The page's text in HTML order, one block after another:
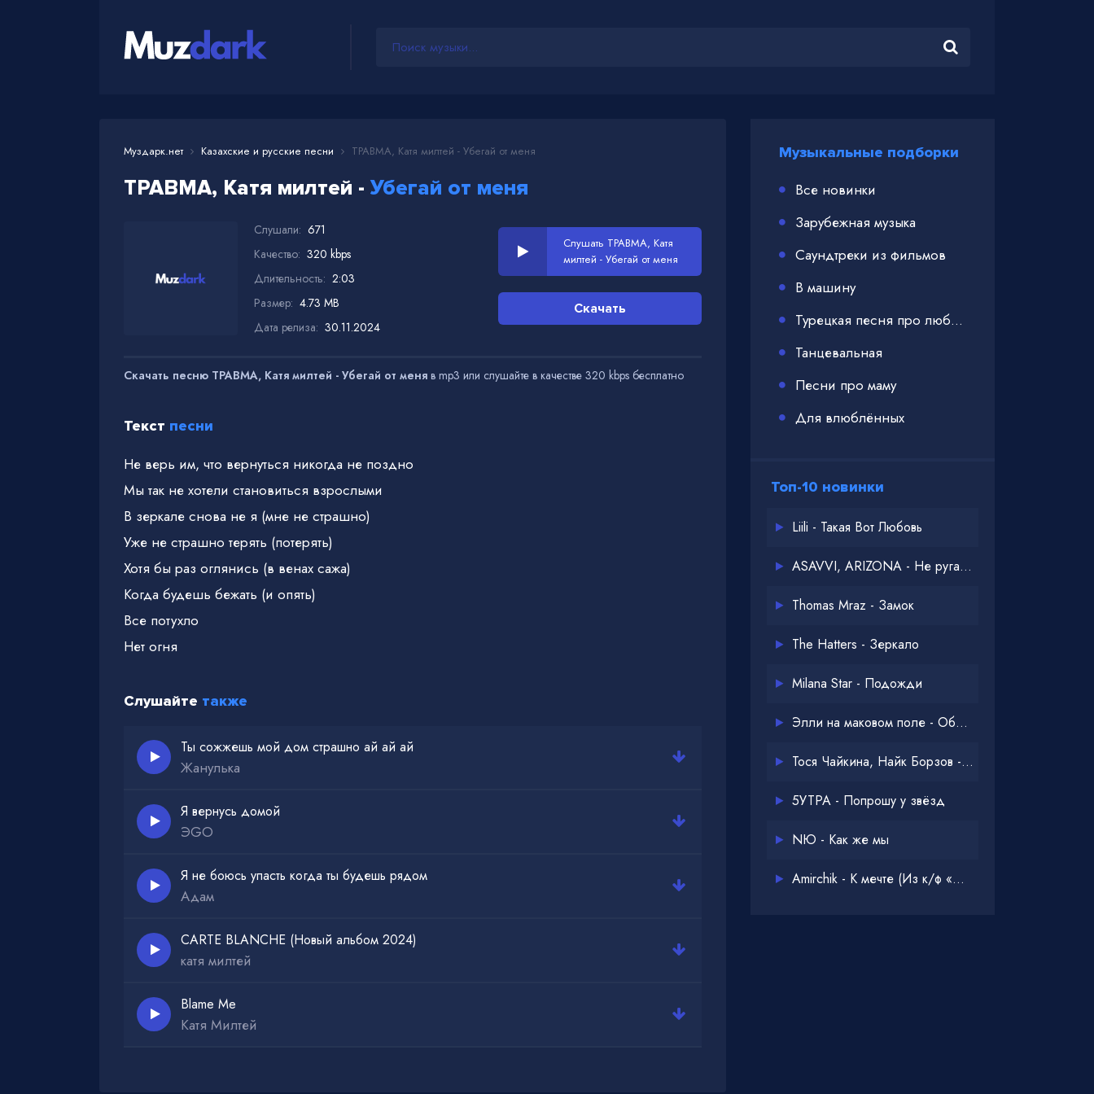
Муздарк.нет Казахские и русские песни ТРАВМА, Катя милтей - Убегай от меня
ТРАВМА, Катя милтей - Убегай от меня
Слушали: 671
Качество: 320 kbps
Длительность: 2:03
Размер: 4.73 MB
Дата релиза: 30.11.2024
Слушать ТРАВМА, Катя
милтей - Убегай от меня
Скачать
Скачать песню ТРАВМА, Катя милтей - Убегай от меня в mp3 или слушайте в качестве 320 kbps бесплатно
Текст песни
Не верь им, что вернуться никогда не поздно
Мы так не хотели становиться взрослыми
В зеркале снова не я (мне не страшно)
Уже не страшно терять (потерять)
Хотя бы раз оглянись (в венах сажа)
Когда будешь бежать (и опять)
Все потухло
Нет огня
Слушайте также
Ты сожжешь мой дом страшно ай ай ай
Жанулька
Я вернусь домой
ЭGO
Я не боюсь упасть когда ты будешь рядом
Адам
CARTE BLANCHE (Новый альбом 2024)
катя милтей
Blame Me
Катя Милтей
Музыкальные подборки
Все новинки
Зарубежная музыка
Саундтреки из фильмов
В машину
Турецкая песня про любовь
Танцевальная
Песни про маму
Для влюблённых
Топ-10 новинки
Liili - Такая Вот Любовь
ASAVVI, ARIZONA - Не ругайся
Thomas Mraz - Замок
The Hatters - Зеркало
Milana Star - Подожди
Элли на маковом поле - Обнимай
Тося Чайкина, Найк Борзов - Опять
5УТРА - Попрошу у звёзд
NЮ - Как же мы
Amirchik - К мечте (Из к/ф «Одна дома 3»)